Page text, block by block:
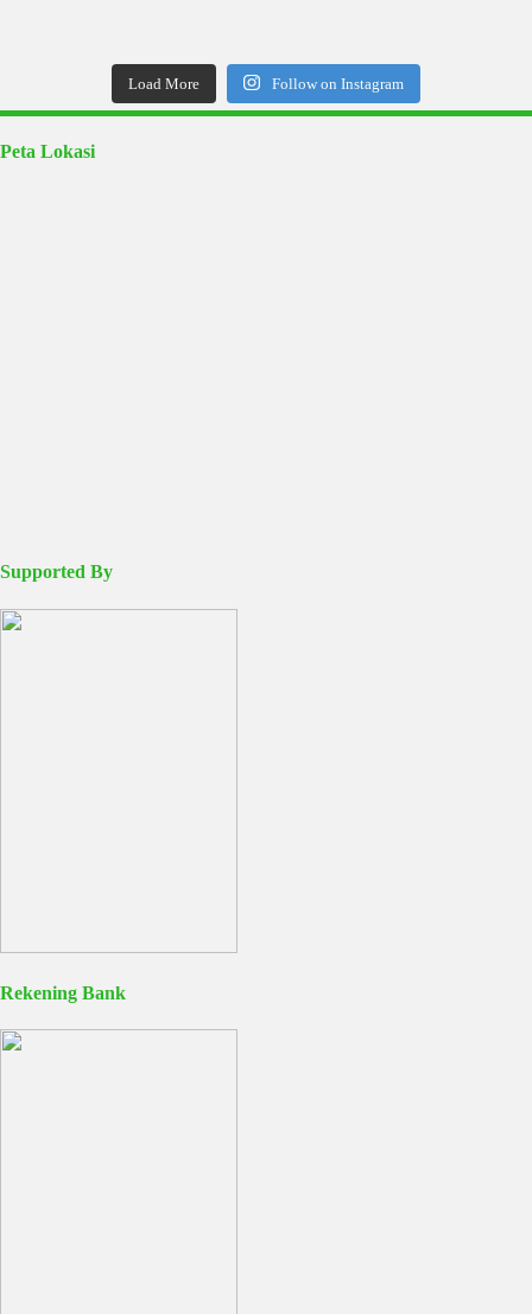
Load More Follow on Instagram
Peta Lokasi
Supported By
Rekening Bank